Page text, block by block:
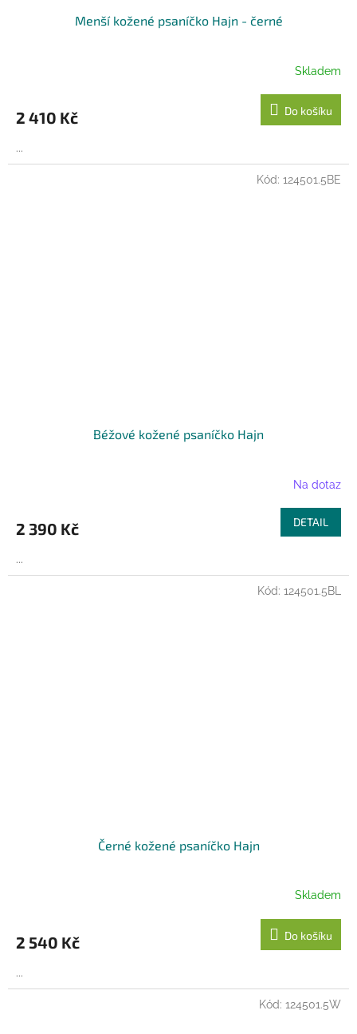
Menší kožené psaníčko Hajn - černé
Skladem
2 410 Kč Do košíku
...
Béžové kožené psaníčko Hajn
Na dotaz
2 390 Kč DETAIL
...
Kód: 124501.5BE
Černé kožené psaníčko Hajn
Skladem
2 540 Kč Do košíku
...
Kód: 124501.5BL
Kód: 124501.5W